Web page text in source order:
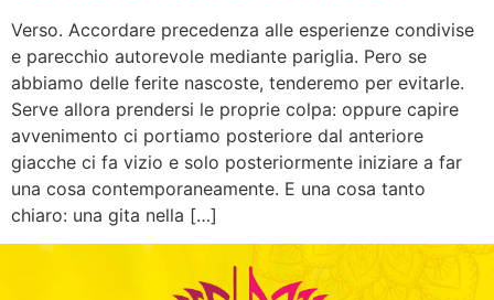
Verso. Accordare precedenza alle esperienze condivise
e parecchio autorevole mediante pariglia. Pero se
abbiamo delle ferite nascoste, tenderemo per evitarle.
Serve allora prendersi le proprie colpa: oppure capire
avvenimento ci portiamo posteriore dal anteriore
giacche ci fa vizio e solo posteriormente iniziare a far
una cosa contemporaneamente. E una cosa tanto
chiaro: una gita nella […]